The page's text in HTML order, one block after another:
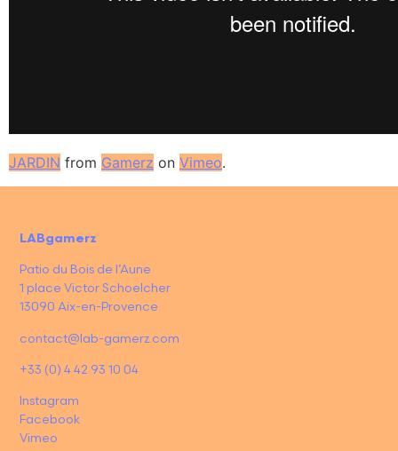
JARDIN from Gamerz on Vimeo.
LABgamerz
Patio du Bois de l’Aune
1 place Victor Schoelcher
13090 Aix-en-Provence
contact@lab-gamerz.com
+33 (0) 4 42 93 10 04
Instagram
Facebook
Vimeo